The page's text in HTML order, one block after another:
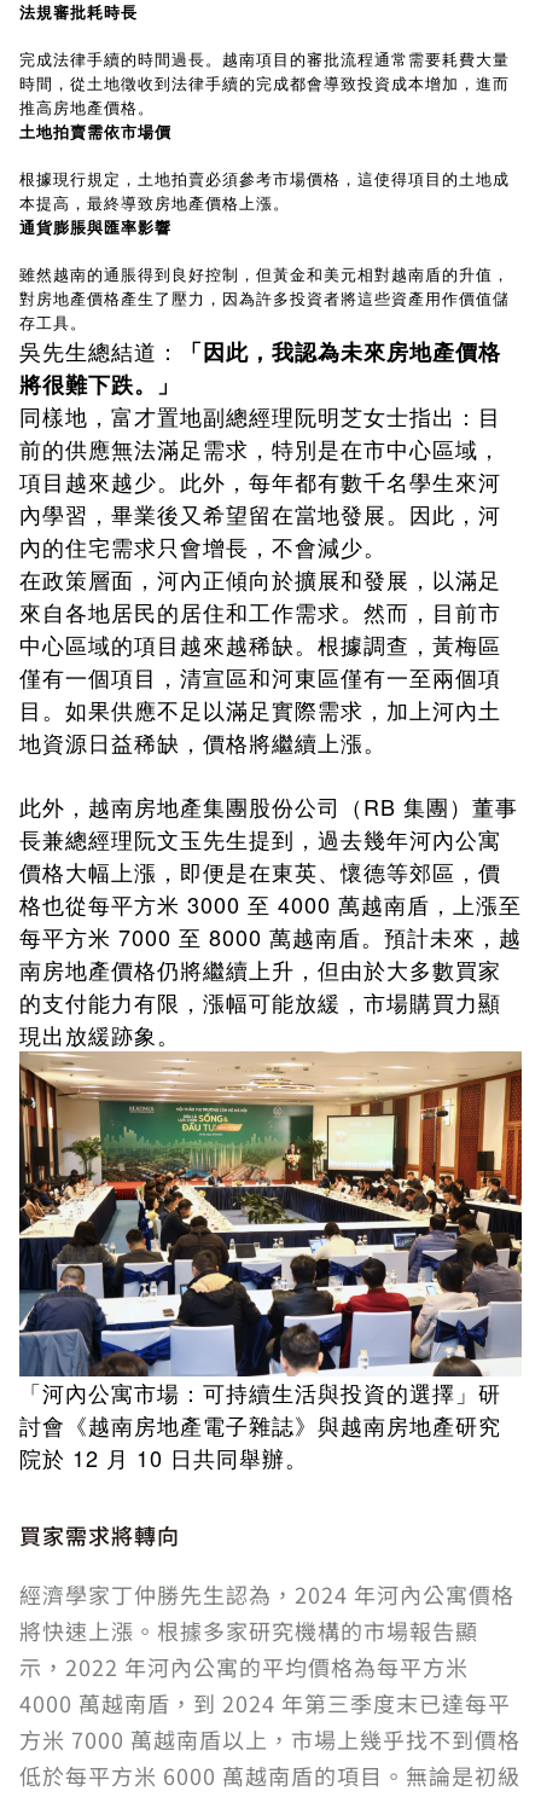
法規審批耗時長
完成法律手續的時間過長。越南項目的審批流程通常需要耗費大量
時間，從土地徵收到法律手續的完成都會導致投資成本增加，進而
推高房地產價格。
土地拍賣需依市場價
根據現行規定，土地拍賣必須參考市場價格，這使得項目的土地成
本提高，最終導致房地產價格上漲。
通貨膨脹與匯率影響
雖然越南的通脹得到良好控制，但黃金和美元相對越南盾的升值，
對房地產價格產生了壓力，因為許多投資者將這些資產用作價值儲
存工具。
吳先生總結道：
「因此，我認為未來房地產價格
將很難下跌。」
同樣地，富才置地副總經理阮明芝女士指出：目
前的供應無法滿足需求，特別是在市中心區域，
項目越來越少。此外，每年都有數千名學生來河
內學習，畢業後又希望留在當地發展。因此，河
內的住宅需求只會增長，不會減少。
在政策層面，河內正傾向於擴展和發展，以滿足
來自各地居民的居住和工作需求。然而，目前市
中心區域的項目越來越稀缺。根據調查，黃梅區
僅有一個項目，清宣區和河東區僅有一至兩個項
目。如果供應不足以滿足實際需求，加上河內土
地資源日益稀缺，價格將繼續上漲。
此外，越南房地產集團股份公司（RB 集團）董事
長兼總經理阮文玉先生提到，過去幾年河內公寓
價格大幅上漲，即便是在東英、懷德等郊區，價
格也從每平方米 3000 至 4000 萬越南盾，上漲至
每平方米 7000 至 8000 萬越南盾。預計未來，越
南房地產價格仍將繼續上升，但由於大多數買家
的支付能力有限，漲幅可能放緩，市場購買力顯
現出放緩跡象。
「河內公寓市場：可持續生活與投資的選擇」研
討會《越南房地產電子雜誌》與越南房地產研究
院於 12 月 10 日共同舉辦。
買家需求將轉向
經濟學家丁仲勝先生認為，2024 年河內公寓價格
將快速上漲。根據多家研究機構的市場報告顯
示，2022 年河內公寓的平均價格為每平方米
4000 萬越南盾，到 2024 年第三季度末已達每平
方米 7000 萬越南盾以上，市場上幾乎找不到價格
低於每平方米 6000 萬越南盾的項目。無論是初級